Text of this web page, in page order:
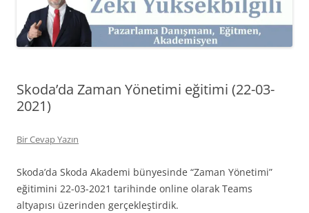
Skoda’da Zaman Yönetimi eğitimi (22-03-
2021)
Bir Cevap Yazın
Skoda’da Skoda Akademi bünyesinde “Zaman Yönetimi”
eğitimini 22-03-2021 tarihinde online olarak Teams
altyapısı üzerinden gerçekleştirdik.